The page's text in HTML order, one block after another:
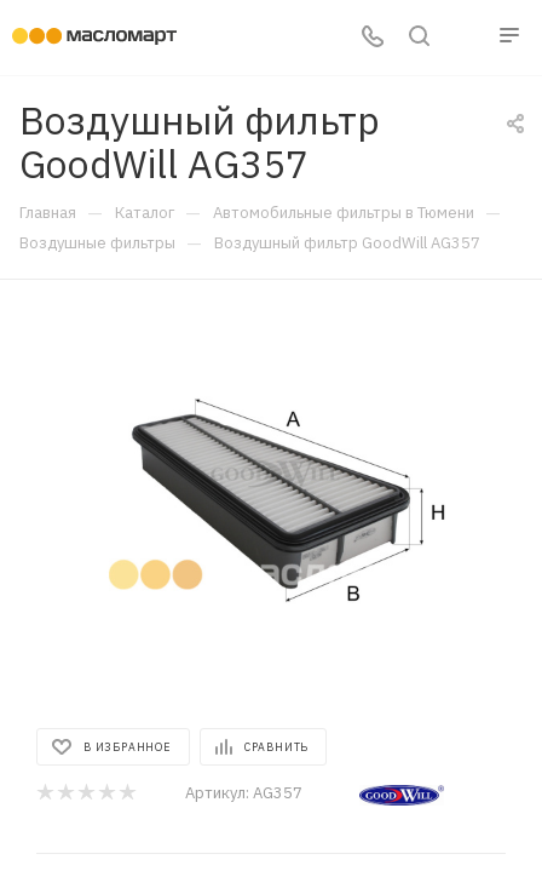
Воздушный фильтр
GoodWill AG357
Главная — Каталог — Автомобильные фильтры в Тюмени —
Воздушные фильтры — Воздушный фильтр GoodWill AG357
В ИЗБРАННОЕ СРАВНИТЬ
Артикул: AG357